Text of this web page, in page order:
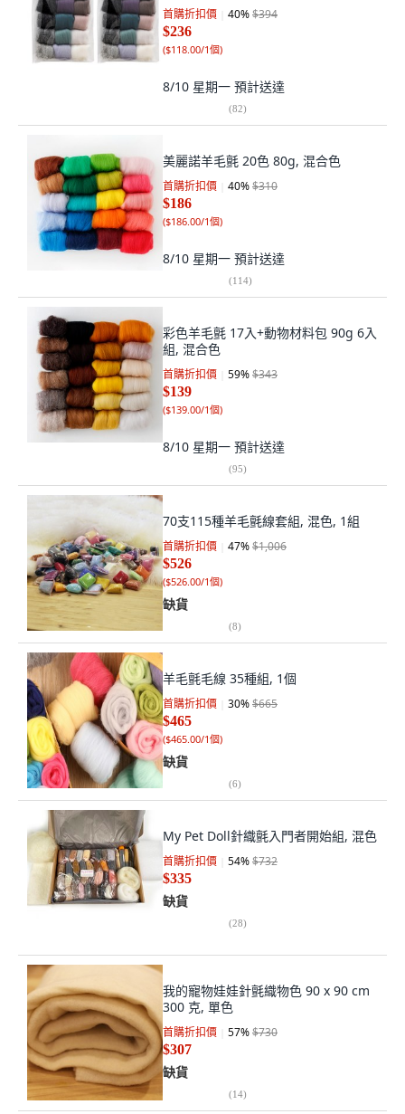
首購折扣價 40%$394
$236
($118.00/1個)
8/10 星期一 預計送達
(82)
美麗諾羊毛氈 20色 80g, 混合色
首購折扣價 40%$310
$186
($186.00/1個)
8/10 星期一 預計送達
(114)
彩色羊毛氈 17入+動物材料包 90g 6入
組, 混合色
首購折扣價 59%$343
$139
($139.00/1個)
8/10 星期一 預計送達
(95)
70支115種羊毛氈線套組, 混色, 1組
首購折扣價 47%$1,006
$526
($526.00/1個)
缺貨
(8)
羊毛氈毛線 35種組, 1個
首購折扣價 30%$665
$465
($465.00/1個)
缺貨
(6)
My Pet Doll針織氈入門者開始組, 混色
首購折扣價 54%$732
$335
缺貨
(28)
我的寵物娃娃針氈織物色 90 x 90 cm
300 克, 單色
首購折扣價 57%$730
$307
缺貨
(14)